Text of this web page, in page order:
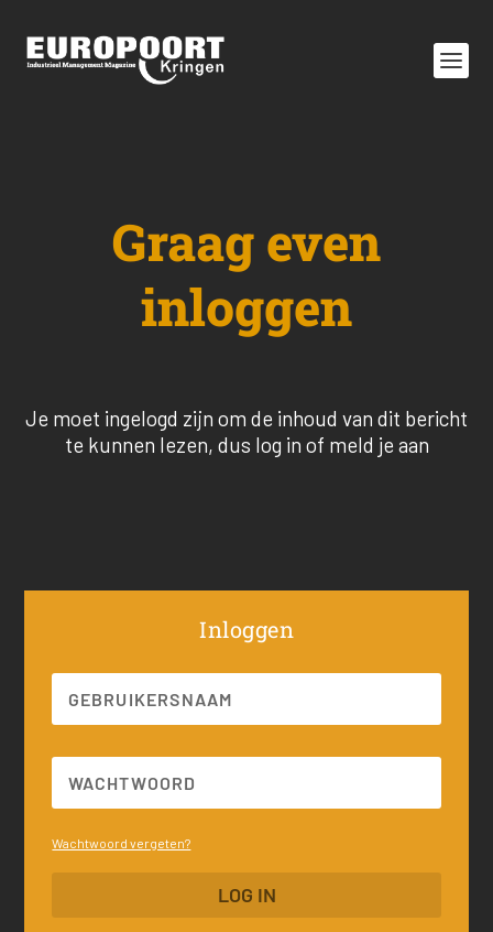
Graag even
inloggen
Je moet ingelogd zijn om de inhoud van dit bericht
te kunnen lezen, dus log in of meld je aan
Inloggen
Wachtwoord vergeten?
LOG IN